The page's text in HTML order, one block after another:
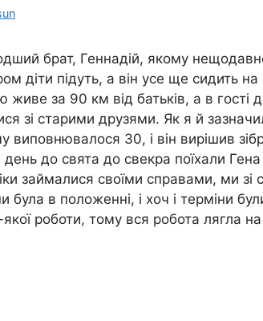
брат, Геннадій, якому
діти підуть, а він усе ще сидить на
за 90 км від батьків, а в гості
зі старими друзями. Як я й
30, і він вирішив
до свята до свекра поїхали
займалися своїми справами, ми зі
була в положенні, і хоч і терміни
роботи, тому вся робота лягла на